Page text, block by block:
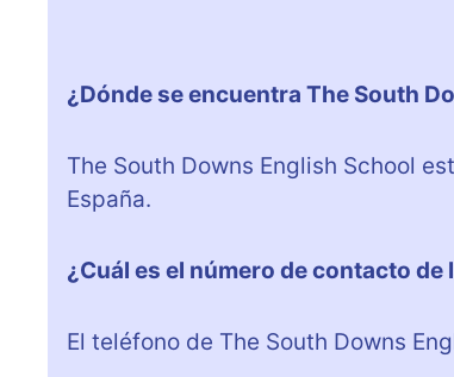
¿Dónde se encuentra The South
The South Downs English School
España.
¿Cuál es el número de contacto de
El teléfono de The South Downs